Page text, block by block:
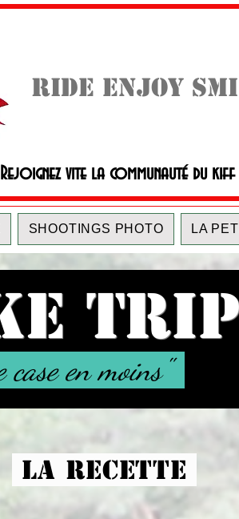
RIDE ENJOY
Rejoignez vite la communauté du kiff
SHOOTINGS PHOTO LA
case en moins"
TRIP
LA RECETTE